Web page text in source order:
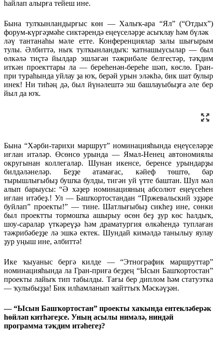
һайлап алырға тейеш ине.
Бына тулҡынландырғыс көн — Халыҡ-ара “Ял” (“Отдых”)
форум-күргәҙмәһе сиктәрендә еңеү­селәрҙе асыҡлау һәм бүләк­
ләү тантанаһы мәле етте. Конференциялар залы шығырым
тулы. Әлбиттә, ныҡ тулҡын­ландыҡ: ҡатнашыусылар — был
өлкәлә тиҫтә йылдар эшләгән тәжрибәле белгестәр, тәҡ­дим
иткән проекттары ла — береһенән-береһе шәп, көслө. Гран-
при тураһында уйлау ҙа юҡ, берәй урын эләкһә, бик шат булыр
инек! Ни тиһәң дә, был йүнәлештә эш башлауыбыҙға әле бер
йыл да юҡ.
Бына “Хәрби-тарихи мар­шрут” номинацияһында еңеү­селәрҙе
иғлан итәләр. Өсөнсө урында — Ямал-Ненец автономиялы
округынан коллега­лар. Шунан икенсе, беренсе урындарҙы
билдәләнеләр. Беҙҙе атамағас, кәйеф төштө, бар
тырышлығыбыҙ бушҡа булды, тигән уй үтте баштан. Шул мәл
алып барыусы: “Ә хәҙер номинацияның абсолют еңеүсеһен
иғлан итәбеҙ.! Ул — Башҡортостандан “Пржевальский эҙҙәре
буйлап” проекты!” — тине. Шатлығыбыҙ сикһеҙ ине, сөнки
был проектты тормошҡа ашырыу өсөн беҙ ҙур көс һалдыҡ,
шоу-саралар үткәреүҙә һәм драматургия өлкәһендә туплаған
тәжрибәбеҙҙе лә эшкә ектек. Шундай кимәлдә танылыу яулау
ҙур уңыш ине, әлбиттә!
Ике ҡыуаныс бергә килде — “Этнографик маршруттар”
номинацияһында ла Гран-приға беҙҙең “Ысын Башҡортостан”
проекты лайыҡ тип табылды. Тағы бер диплом һәм статуэтка
— ҡулыбыҙҙа! Бик илһамланып ҡайттыҡ Мәскәүҙән.
— “Ысын Башҡортостан” проекты хаҡында ентекләберәк
һөйләп китһәгеҙсе. Уның асылы нимәлә, ниндәй
программа тәҡдим итәһегеҙ?